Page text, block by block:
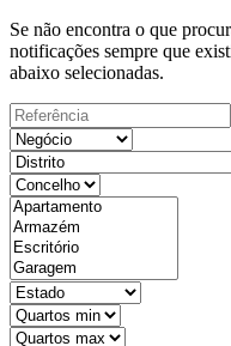
Se não encontra o que
notificações sempre que
abaixo selecionadas.